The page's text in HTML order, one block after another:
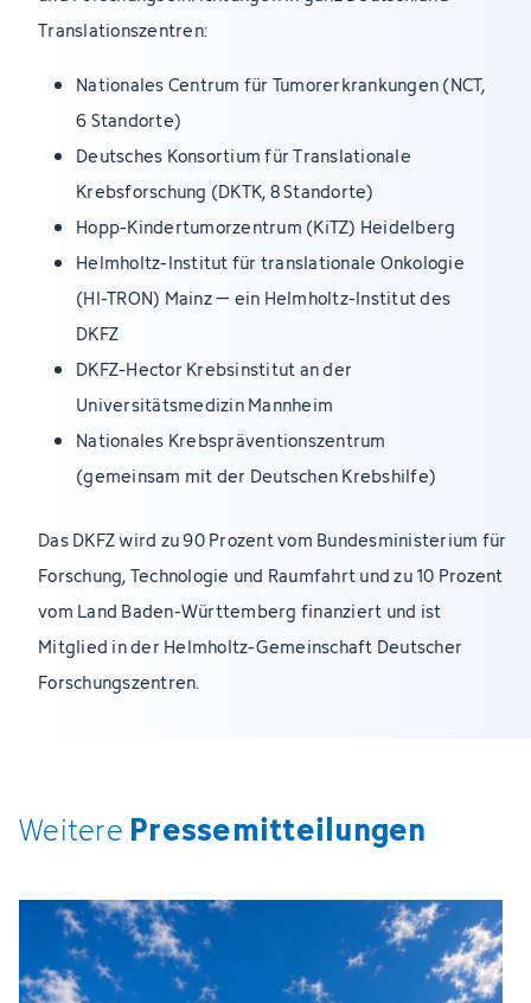
Translationszentren:
Nationales Centrum für Tumorerkrankungen (NCT,
6 Standorte)
Deutsches Konsortium für Translationale
Krebsforschung (DKTK, 8 Standorte)
Hopp-Kindertumorzentrum (KiTZ) Heidelberg
Helmholtz-Institut für translationale Onkologie
(HI-TRON) Mainz – ein Helmholtz-Institut des
DKFZ
DKFZ-Hector Krebsinstitut an der
Universitätsmedizin Mannheim
Nationales Krebspräventionszentrum
(gemeinsam mit der Deutschen Krebshilfe)
Das DKFZ wird zu 90 Prozent vom Bundesministerium für
Forschung, Technologie und Raumfahrt und zu 10 Prozent
vom Land Baden-Württemberg finanziert und ist
Mitglied in der Helmholtz-Gemeinschaft Deutscher
Forschungszentren.
Weitere Pressemitteilungen